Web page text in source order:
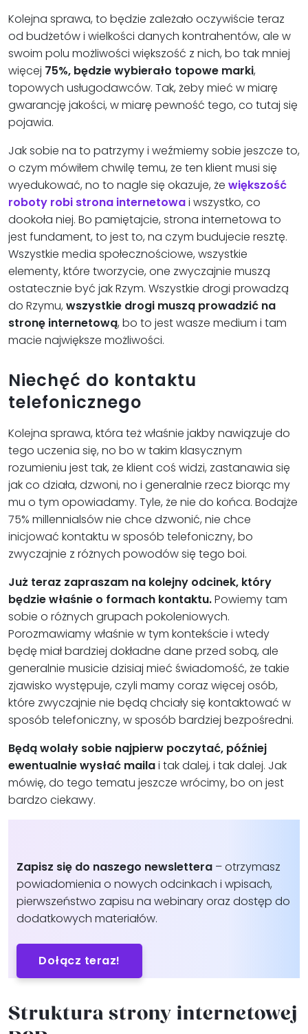
Kolejna sprawa, to będzie zależało oczywiście teraz
od budżetów i wielkości danych kontrahentów, ale w
swoim polu możliwości większość z nich, bo tak mniej
więcej 75%, będzie wybierało topowe marki,
topowych usługodawców. Tak, żeby mieć w miarę
gwarancję jakości, w miarę pewność tego, co tutaj się
pojawia.
Jak sobie na to patrzymy i weźmiemy sobie jeszcze to,
o czym mówiłem chwilę temu, że ten klient musi się
wyedukować, no to nagle się okazuje, że większość
roboty robi strona internetowai wszystko, co
dookoła niej. Bo pamiętajcie, strona internetowa to
jest fundament, to jest to, na czym budujecie resztę.
Wszystkie media społecznościowe, wszystkie
elementy, które tworzycie, one zwyczajnie muszą
ostatecznie być jak Rzym. Wszystkie drogi prowadzą
do Rzymu, wszystkie drogi muszą prowadzić na
stronę internetową, bo to jest wasze medium i tam
macie największe możliwości.
Niechęć do kontaktu
telefonicznego
Kolejna sprawa, która też właśnie jakby nawiązuje do
tego uczenia się, no bo w takim klasycznym
rozumieniu jest tak, że klient coś widzi, zastanawia się
jak co działa, dzwoni, no i generalnie rzecz biorąc my
mu o tym opowiadamy. Tyle, że nie do końca. Bodajże
75% millennialsów nie chce dzwonić, nie chce
inicjować kontaktu w sposób telefoniczny, bo
zwyczajnie z różnych powodów się tego boi.
Już teraz zapraszam na kolejny odcinek, który
będzie właśnie o formach kontaktu.Powiemy tam
sobie o różnych grupach pokoleniowych.
Porozmawiamy właśnie w tym kontekście i wtedy
będę miał bardziej dokładne dane przed sobą, ale
generalnie musicie dzisiaj mieć świadomość, że takie
zjawisko występuje, czyli mamy coraz więcej osób,
które zwyczajnie nie będą chciały się kontaktować w
sposób telefoniczny, w sposób bardziej bezpośredni.
Będą wolały sobie najpierw poczytać, później
ewentualnie wysłać mailai tak dalej, i tak dalej. Jak
mówię, do tego tematu jeszcze wrócimy, bo on jest
bardzo ciekawy.
Zapisz się do naszego newslettera – otrzymasz
powiadomienia o nowych odcinkach i wpisach,
pierwszeństwo zapisu na webinary oraz dostęp do
dodatkowych materiałów.
Dołącz teraz!
Struktura strony internetowej